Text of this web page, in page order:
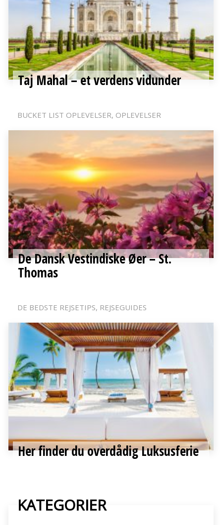
Taj Mahal – et verdens vidunder
BUCKET LIST OPLEVELSER OPLEVELSER
De Dansk Vestindiske Øer – St.
Thomas
DE BEDSTE REJSETIPS REJSEGUIDES
Her finder du overdådig Luksusferie
KATEGORIER